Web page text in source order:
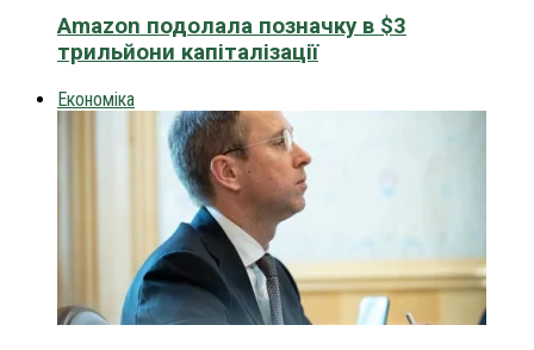
Amazon подолала позначку в $3
трильйони капіталізації
Економіка